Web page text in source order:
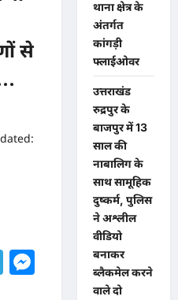
से
Telegram
Messenger
थाना क्षेत्र के
अंतर्गत
कांगड़ी
फ्लाईओवर
उत्तराखंड
रुद्रपुर के
बाजपुर में 13
साल की
नाबालिग के
साथ सामूहिक
दुष्कर्म, पुलिस
ने अश्लील
वीडियो
बनाकर
ब्लैकमेल करने
वाले दो